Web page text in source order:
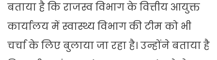
बताया है कि राजस्व विभाग के वित्तीय आयुक्त
कार्यालय में स्वास्थ्य विभाग की टीम को भी
चर्चा के लिए बुलाया जा रहा है। उन्होंने बताया है